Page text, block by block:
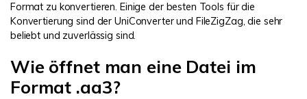
Format zu konvertieren. Einige der besten Tools für die
Konvertierung sind der UniConverter und FileZigZag, die sehr
beliebt und zuverlässig sind.
Wie öffnet man eine Datei im
Format .aa3?